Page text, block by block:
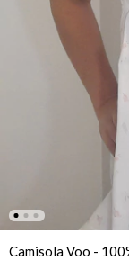
Camisola Voo -